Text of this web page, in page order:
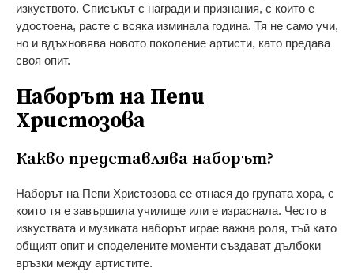
изкуството. Списъкът с награди и признания, с които е
удостоена, расте с всяка изминала година. Тя не само учи,
но и вдъхновява новото поколение артисти, като предава
своя опит.
Наборът на Пепи
Христозова
Какво представлява наборът?
Наборът на Пепи Христозова се отнася до групата хора, с
които тя е завършила училище или е израснала. Често в
изкуствата и музиката наборът играе важна роля, тъй като
общият опит и споделените моменти създават дълбоки
връзки между артистите.